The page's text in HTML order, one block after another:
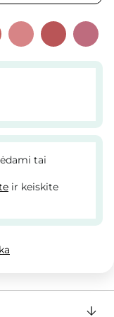
tai
ir keiskite